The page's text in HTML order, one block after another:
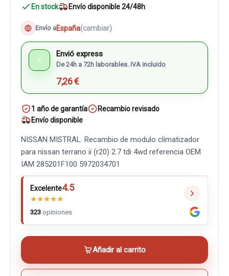
En stock Envío disponible 24/48h
Envío aEspaña(cambiar)
⚡
Envió express
De 24h a 72h laborables. IVA incluido
7,26 €
1 año de garantía
Recambio revisado
Envío disponible
NISSAN MISTRAL. Recambio de modulo climatizador
para nissan terrano ii (r20) 2.7 tdi 4wd referencia OEM
IAM 285201F100 5972034701
Excelente4.5
★★★★★
323 opiniones
Añadir al carrito